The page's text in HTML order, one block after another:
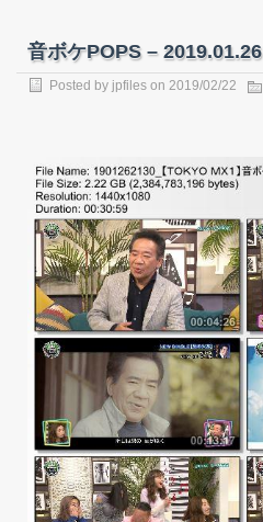
音ボケPOPS – 2019.01.26
Posted by jpfiles on 2019/02/22